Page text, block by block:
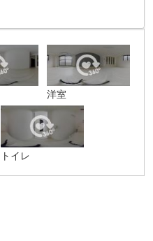
洋室
トイレ